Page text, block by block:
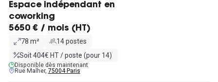
Espace indépendant en
coworking
5650 € / mois (HT)
78 m²
14 postes
Soit 404€ HT / poste (pour 14)
Disponible dès maintenant
Rue Malher, 75004 Paris